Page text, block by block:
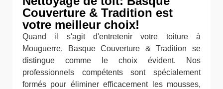
Couverture & Tradition est
votre meilleur choix!
Quand il s'agit d'entretenir votre toiture à
Mouguerre, Basque Couverture & Tradition se
distingue comme le choix évident. Nos
professionnels compétents sont spécialement
formés pour éliminer efficacement les mousses,